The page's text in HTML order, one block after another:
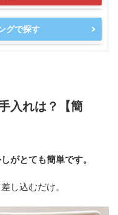
グで探す
入れは？【簡
がとても簡単です。
し込むだけ。